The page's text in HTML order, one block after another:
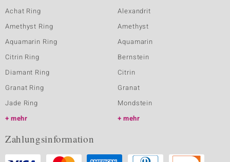
Achat Ring
Amethyst Ring
Aquamarin Ring
Citrin Ring
Diamant Ring
Granat Ring
Jade Ring
mehr
Alexandrit
Amethyst
Aquamarin
Bernstein
Citrin
Granat
Mondstein
mehr
Zahlungsinformation